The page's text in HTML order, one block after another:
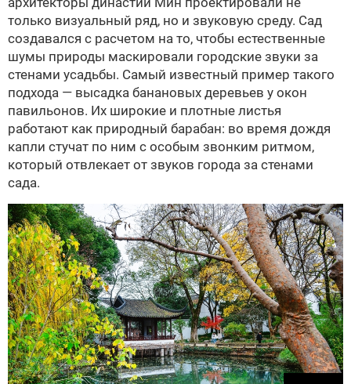
только визуальный ряд, но и звуковую среду. Сад
создавался с расчетом на то, чтобы естественные
шумы природы маскировали городские звуки за
стенами усадьбы. Самый известный пример такого
подхода — высадка банановых деревьев у окон
павильонов. Их широкие и плотные листья
работают как природный барабан: во время дождя
капли стучат по ним с особым звонким ритмом,
который отвлекает от звуков города за стенами
сада.